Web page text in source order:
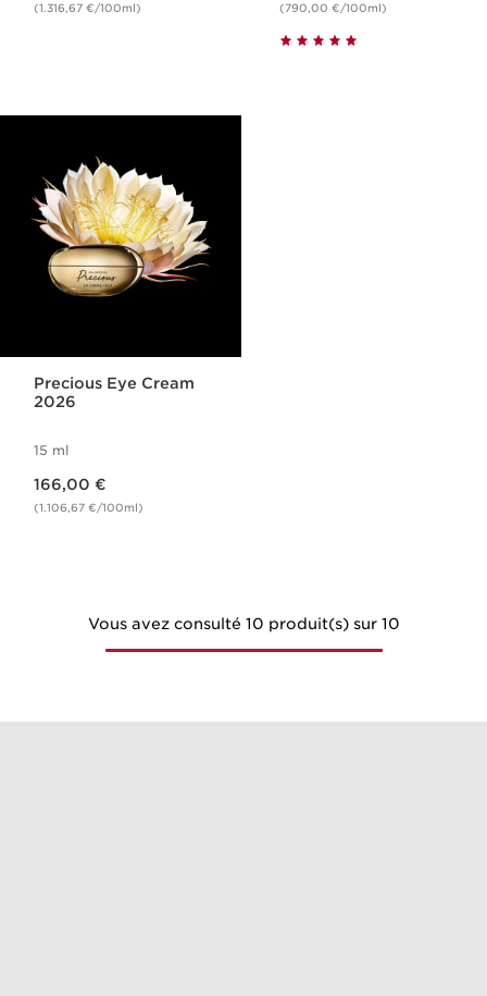
(1.316,67 €/100ml) (790,00 €/100ml)
Precious Eye Cream
2026
15 ml
166,00 €
(1.106,67 €/100ml)
Vous avez consulté 10 produit(s) sur 10